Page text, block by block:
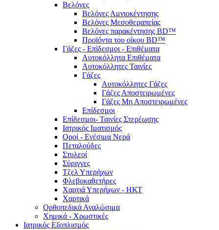
Βελόνες
Βελόνες Αμνιοκέντησης
Βελόνες Μεσοθεραπείας
Βελόνες παρακέντησης BD™
Προϊόντα του οίκου BD™
Γάζες - Επίδεσμοι - Επιθέματα
Αυτοκόλλητα Επιθέματα
Αυτοκόλλητες Ταινίες
Γάζες
Αυτοκόλλητες Γάζες
Γάζες Αποστειρωμένες
Γάζες Μη Αποστειρωμένες
Επίδεσμοι
Επίδεσμοι- Ταινίες Στερέωσης
Ιατρικός Ιματισμός
Οροί - Ενέσιμα Νερά
Πεταλούδες
Στυλεοί
Σύριγγες
Τζελ Υπερήχων
Φλεβοκαθετήρες
Χαρτιά Υπερήχων - ΗΚΤ
Χαρτικά
Ορθοπεδικά Αναλώσιμα
Χημικά - Χρωστικές
Ιατρικός Εξοπλισμός